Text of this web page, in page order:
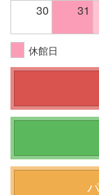
30 31
休館日